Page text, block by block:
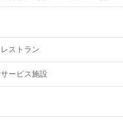
レストラン
サービス施設